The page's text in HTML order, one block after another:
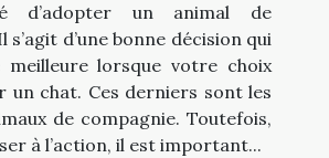
d’adopter un animal de
s’agit d’une bonne décision qui
meilleure lorsque votre choix
un chat. Ces derniers sont les
de compagnie. Toutefois,
à l’action, il est important...